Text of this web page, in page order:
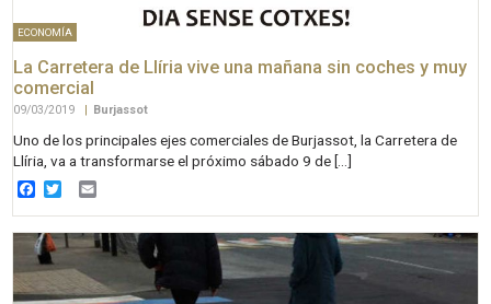
ECONOMÍA
La Carretera de Llíria vive una mañana sin coches y muy
comercial
09/03/2019 | Burjassot
Uno de los principales ejes comerciales de Burjassot, la Carretera de
Llíria, va a transformarse el próximo sábado 9 de […]
Facebook
Twitter